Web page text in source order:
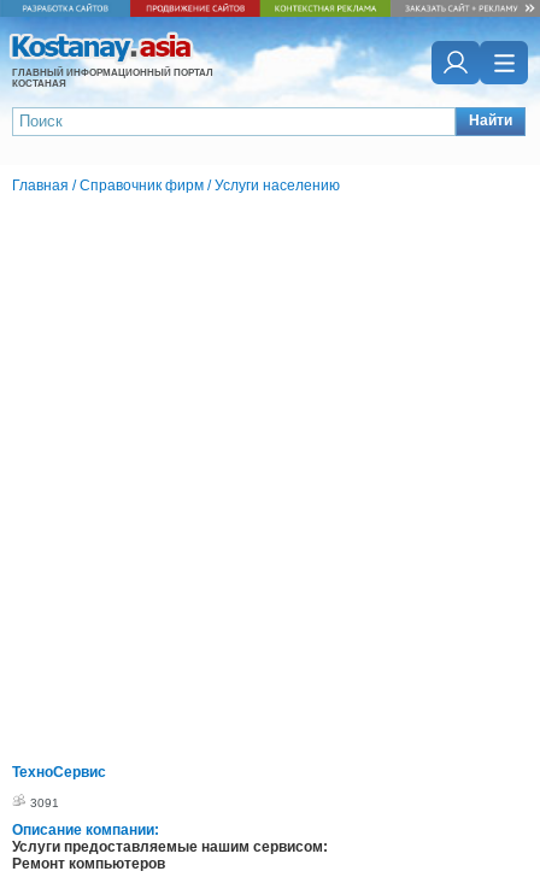
ГЛАВНЫЙ ИНФОРМАЦИОННЫЙ ПОРТАЛ
КОСТАНАЯ
Найти
Главная /Справочник фирм /Услуги населению
ТехноСервис
3091
Описание компании:
Услуги предоставляемые нашим сервисом:
Ремонт компьютеров